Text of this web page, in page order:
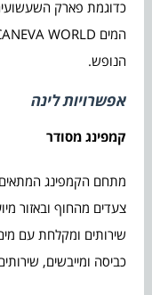
הנופש.
אפשרויות לינה
קמפינג מסודר
מתחם הקמפינג המתאים
צעדים מהחוף ובאזור
שירותים ומקלחת עם
כביסה ומייבשים,